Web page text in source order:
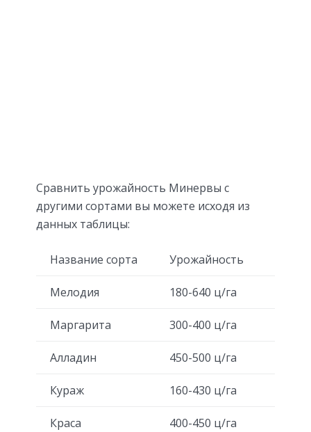
Сравнить урожайность Минервы с
другими сортами вы можете исходя из
данных таблицы:
Название сорта Урожайность
Мелодия 180-640 ц/га
Маргарита 300-400 ц/га
Алладин 450-500 ц/га
Кураж 160-430 ц/га
Краса 400-450 ц/га